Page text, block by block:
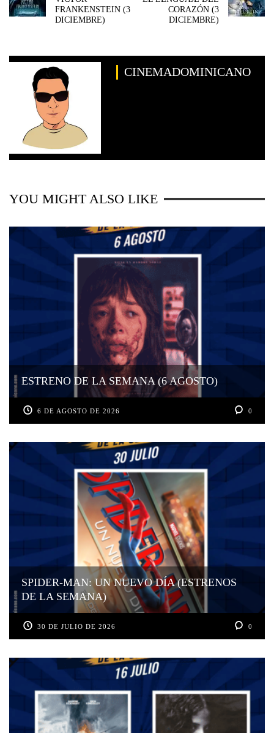
FRANKENSTEIN (3
DICIEMBRE)
CORAZÓN (3
DICIEMBRE)
CINEMADOMINICANO
YOU MIGHT ALSO LIKE
ESTRENO DE LA SEMANA (6 AGOSTO)
6 DE AGOSTO DE 2026 0
SPIDER-MAN: UN NUEVO DÍA (ESTRENOS
DE LA SEMANA)
30 DE JULIO DE 2026 0